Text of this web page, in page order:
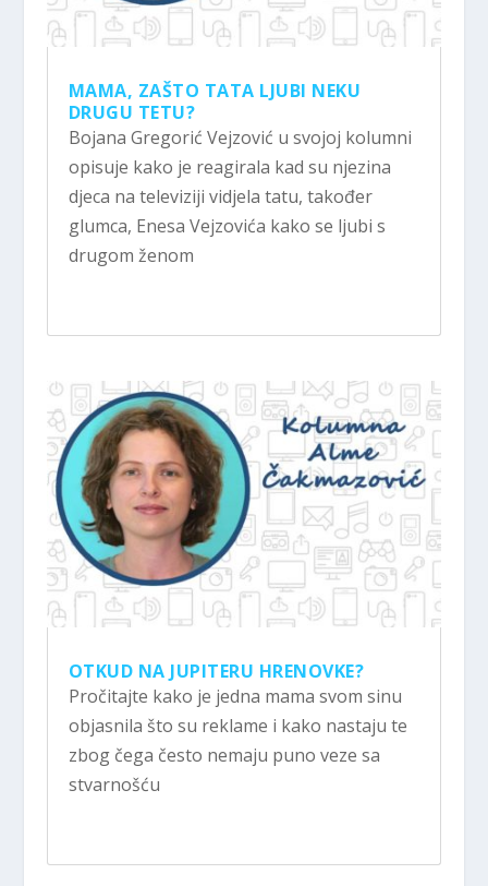
MAMA, ZAŠTO TATA LJUBI NEKU
DRUGU TETU?
Bojana Gregorić Vejzović u svojoj kolumni
opisuje kako je reagirala kad su njezina
djeca na televiziji vidjela tatu, također
glumca, Enesa Vejzovića kako se ljubi s
drugom ženom
OTKUD NA JUPITERU HRENOVKE?
Pročitajte kako je jedna mama svom sinu
objasnila što su reklame i kako nastaju te
zbog čega često nemaju puno veze sa
stvarnošću